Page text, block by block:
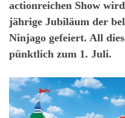
actionreichen Show
jährige Jubiläum der
Ninjago gefeiert. All
pünktlich zum 1. Juli.